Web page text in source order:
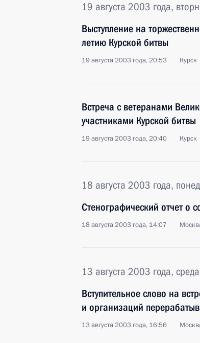
19 августа 2003 года,
Выступление на
летию Курской битвы
19 августа 2003 года, 20:53 Курск
Встреча с ветеранами
участниками Курской битвы
19 августа 2003 года, 20:40 Курск
18 августа 2003 года,
Стенографический отчет о
18 августа 2003 года, 14:07
13 августа 2003 года, среда
Вступительное слово на
и организаций
13 августа 2003 года, 16:56